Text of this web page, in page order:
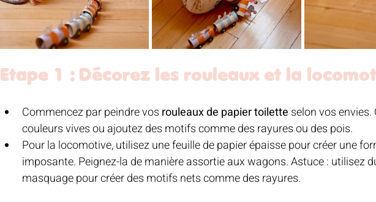
Etape 1 : Décorez les rouleaux et la
Commencez par peindre vos rouleaux de papier toilette selon vos
couleurs vives ou ajoutez des motifs comme des rayures ou des pois.
Pour la locomotive, utilisez une feuille de papier épaisse pour créer une
imposante. Peignez-la de manière assortie aux wagons. Astuce : utilisez
masquage pour créer des motifs nets comme des rayures.